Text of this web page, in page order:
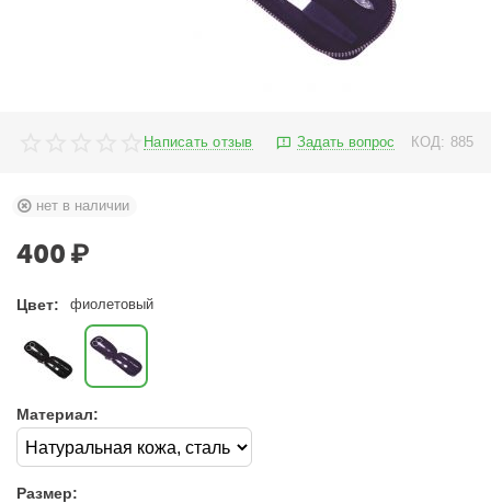
Написать отзыв Задать вопрос КОД: 885
нет в наличии
400 ₽
Цвет: фиолетовый
Материал:
Размер: